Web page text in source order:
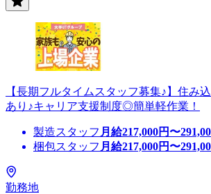
【長期フルタイムスタッフ募集♪】住み
あり♪キャリア支援制度◎簡単軽作業！
製造スタッフ 月給217,000円〜
梱包スタッフ 月給217,000円〜
勤務地